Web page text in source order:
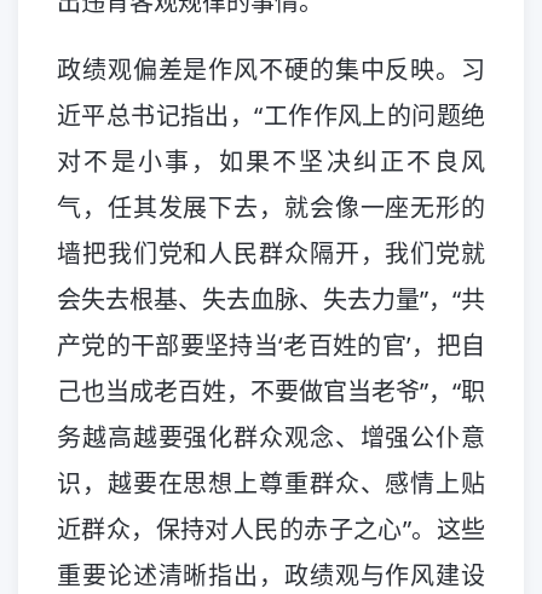
政绩观偏差是作风不硬的集中反映。习
近平总书记指出，“工作作风上的问题绝
对不是小事，如果不坚决纠正不良风
气，任其发展下去，就会像一座无形的
墙把我们党和人民群众隔开，我们党就
会失去根基、失去血脉、失去力量”，“共
产党的干部要坚持当‘老百姓的官’，把自
己也当成老百姓，不要做官当老爷”，“职
务越高越要强化群众观念、增强公仆意
识，越要在思想上尊重群众、感情上贴
近群众，保持对人民的赤子之心”。这些
重要论述清晰指出，政绩观与作风建设